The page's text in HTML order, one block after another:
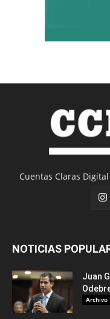
Cuentas Claras
NOTICIAS
Juan
Archivo